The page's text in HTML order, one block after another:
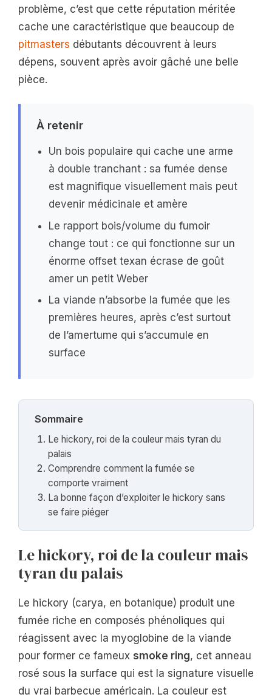
problème, c’est que cette réputation méritée
cache une caractéristique que beaucoup de
pitmasters débutants découvrent à leurs
dépens, souvent après avoir gâché une belle
pièce.
À retenir
Un bois populaire qui cache une arme
à double tranchant : sa fumée dense
est magnifique visuellement mais peut
devenir médicinale et amère
Le rapport bois/volume du fumoir
change tout : ce qui fonctionne sur un
énorme offset texan écrase de goût
amer un petit Weber
La viande n’absorbe la fumée que les
premières heures, après c’est surtout
de l’amertume qui s’accumule en
surface
Sommaire
Le hickory, roi de la couleur mais tyran du
palais
Comprendre comment la fumée se
comporte vraiment
La bonne façon d’exploiter le hickory sans
se faire piéger
Le hickory, roi de la couleur mais
tyran du palais
Le hickory (carya, en botanique) produit une
fumée riche en composés phénoliques qui
réagissent avec la myoglobine de la viande
pour former ce fameux smoke ring, cet anneau
rosé sous la surface qui est la signature visuelle
du vrai barbecue américain. La couleur est